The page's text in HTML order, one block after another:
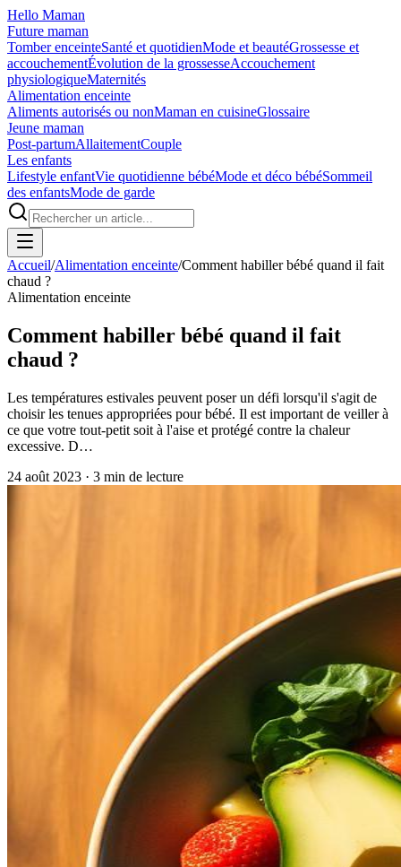
Hello Maman
Future maman
Tomber enceinteSanté et quotidienMode et beautéGrossesse et
accouchementÉvolution de la grossesseAccouchement
physiologiqueMaternités
Alimentation enceinte
Aliments autorisés ou nonMaman en cuisineGlossaire
Jeune maman
Post-partumAllaitementCouple
Les enfants
Lifestyle enfantVie quotidienne bébéMode et déco bébéSommeil
des enfantsMode de garde
Accueil/Alimentation enceinte/Comment habiller bébé quand il fait
chaud ?
Alimentation enceinte
Comment habiller bébé quand il fait
chaud ?
Les températures estivales peuvent poser un défi lorsqu'il s'agit de
choisir les tenues appropriées pour bébé. Il est important de veiller à
ce que votre tout-petit soit à l'aise et protégé contre la chaleur
excessive. D…
24 août 2023 · 3 min de lecture